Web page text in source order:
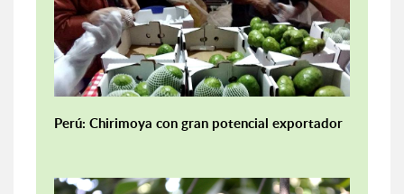
Perú: Chirimoya con gran potencial exportador